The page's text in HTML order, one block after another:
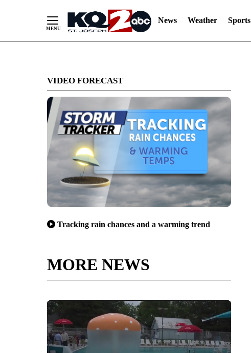
News Weather Sports
VIDEO FORECAST
Tracking rain chances and a warming trend
MORE NEWS